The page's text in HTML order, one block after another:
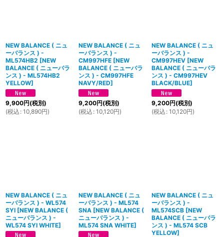
NEW BALANCE ( ニュ
ーバランス ) -
ML574HB2 [NEW
BALANCE ( ニューバラ
ンス ) - ML574HB2
YELLOW]
9,900円(税別)
(税込 : 10,890円)
NEW BALANCE ( ニュ
ーバランス ) -
CM997HFE [NEW
BALANCE ( ニューバラ
ンス ) - CM997HFE
NAVY/RED]
9,200円(税別)
(税込 : 10,120円)
NEW BALANCE ( ニュ
ーバランス ) -
CM997HEV [NEW
BALANCE ( ニューバラ
ンス ) - CM997HEV
BLACK/BLUE]
9,200円(税別)
(税込 : 10,120円)
NEW BALANCE ( ニュ
ーバランス ) - WL574
SYI [NEW BALANCE (
ニューバランス ) -
WL574 SYI WHITE]
NEW BALANCE ( ニュ
ーバランス ) - ML574
SNA [NEW BALANCE (
ニューバランス ) -
ML574 SNA WHITE]
NEW BALANCE ( ニュ
ーバランス ) -
ML574SCB [NEW
BALANCE ( ニューバラ
ンス ) - ML574 SCB
YELLOW]